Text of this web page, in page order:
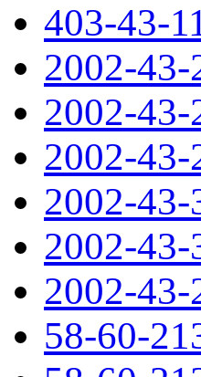
403-43-
2002-
2002-
2002-
2002-
2002-
2002-
58-60-